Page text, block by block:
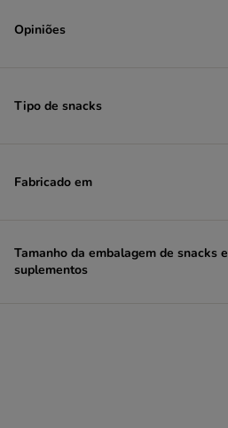
Opiniões
Tipo de snacks
Fabricado em
Tamanho da embalagem de snacks e
suplementos